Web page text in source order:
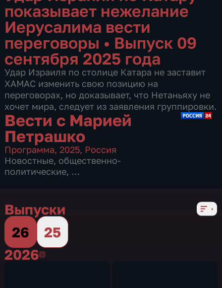
показывает нежелание
Иерусалима вести
переговоры • Выпуск 09
сентября 2025 года
Удар Израиля по столице Катара не заставит
ХАМАС изменить свою позицию на
переговорах, но доказывает, что Нетаньяху не
хочет мира, следует из заявления группировки.
Вести с Марией
Петрашко
Программа, 2025, Россия
Новостные, общественно-
политические,
Выпуски
26
25
20262026